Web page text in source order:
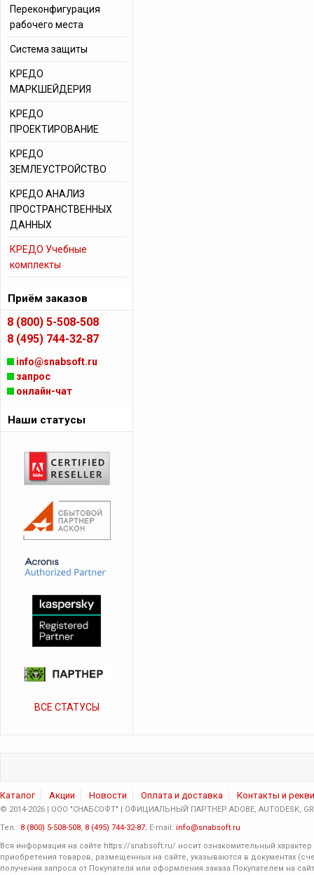
Переконфигурация
рабочего места
Система защиты
КРЕДО
МАРКШЕЙДЕРИЯ
КРЕДО
ПРОЕКТИРОВАНИЕ
КРЕДО
ЗЕМЛЕУСТРОЙСТВО
КРЕДО АНАЛИЗ
ПРОСТРАНСТВЕННЫХ
ДАННЫХ
КРЕДО Учебные
комплекты
Приём заказов
8 (800) 5-508-508
8 (495) 744-32-87
info@snabsoft.ru
запрос
онлайн-чат
Наши статусы
ВСЕ СТАТУСЫ
Каталог Акции Новости Оплата и доставка Контакты и
© 2014-2026 | ООО "СНАБСОФТ" | ОФИЦИАЛЬНЫЙ ПАРТНЕР ADOBE, AUTODESK,
Тел.: 8 (800) 5-508-508, 8 (495) 744-32-87; E-mail: info@snabsoft.ru
Вся информация на сайте https://snabsoft.ru/ носит ознакомительный
приобретения товаров, размещенных на сайте, указываются в документах
получения запроса от Покупателя или оформления заказа Покупателем на